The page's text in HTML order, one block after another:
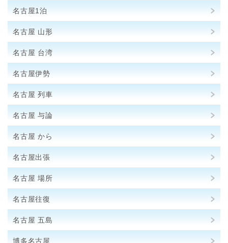
名古屋1泊
名古屋 山形
名古屋 台湾
名古屋伊勢
名古屋 列車
名古屋 与論
名古屋 から
名古屋出張
名古屋 場所
名古屋往復
名古屋 五島
博多名古屋